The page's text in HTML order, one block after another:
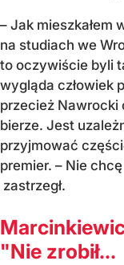
– Jak mieszkałem
na studiach we
to oczywiście byli
wygląda człowiek
przecież Nawrocki
bierze. Jest
przyjmować
premier. – Nie
zastrzegł.
"Nie zrobił...